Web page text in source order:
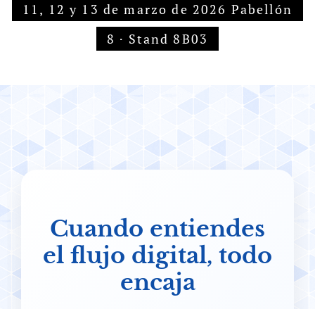
11, 12 y 13 de marzo de 2026 Pabellón
8 · Stand 8B03
Cuando entiendes
el flujo digital, todo
encaja